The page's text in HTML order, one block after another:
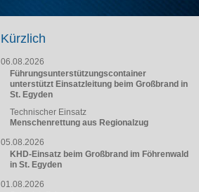
Kürzlich
06.08.2026
Führungsunterstützungscontainer
unterstützt Einsatzleitung beim Großbrand in
St. Egyden
Technischer Einsatz
Menschenrettung aus Regionalzug
05.08.2026
KHD-Einsatz beim Großbrand im Föhrenwald
in St. Egyden
01.08.2026